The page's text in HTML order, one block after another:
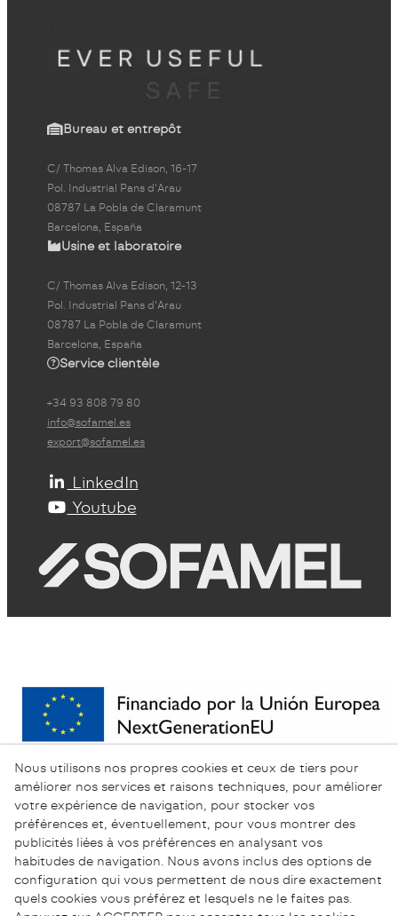
Bureau et entrepôt
C/ Thomas Alva Edison, 16-17
Pol. Industrial Pans d'Arau
08787 La Pobla de Claramunt
Barcelona, España
Usine et laboratoire
C/ Thomas Alva Edison, 12-13
Pol. Industrial Pans d'Arau
08787 La Pobla de Claramunt
Barcelona, España
Service clientèle
+34 93 808 79 80
info@sofamel.es
export@sofamel.es
LinkedIn
Youtube
Nous utilisons nos propres cookies et ceux de tiers pour
améliorer nos services et raisons techniques, pour améliorer
votre expérience de navigation, pour stocker vos
préférences et, éventuellement, pour vous montrer des
publicités liées à vos préférences en analysant vos
habitudes de navigation. Nous avons inclus des options de
configuration qui vous permettent de nous dire exactement
quels cookies vous préférez et lesquels ne le faites pas.